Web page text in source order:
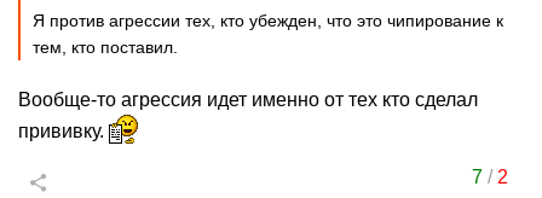
Я против агрессии тех, кто убежден, что это чипирование к
тем, кто поставил.
Вообще-то агрессия идет именно от тех кто сделал
прививку.
7/ 2